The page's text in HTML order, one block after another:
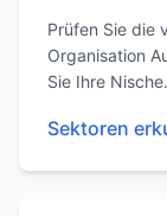
Prüfen Sie die
Organisation
Sie Ihre Nische.
Sektoren